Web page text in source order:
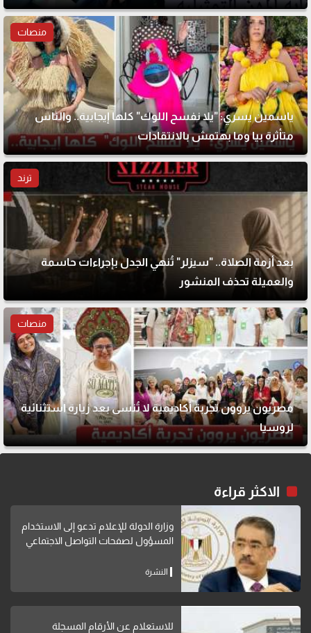
منصات
ياسمين يسري: "يلا نفسح اللوك" كلها إيجابية.. والناس
متأثرة بيا وما بهتمش بالانتقادات
ترند
بعد أزمة الصلاة.. "سيزلر" تُنهي الجدل بإجراءات حاسمة
والعميلة تحذف المنشور
منصات
مصريون يروون تجربة أكاديمية لا تُنسى بعد زيارة استثنائية
لروسيا
الاكثر قراءة
وزارة الدولة للإعلام تدعو إلى الاستخدام
المسؤول لصفحات التواصل الاجتماعي
النشرة
للاستعلام عن الأرقام المسجلة